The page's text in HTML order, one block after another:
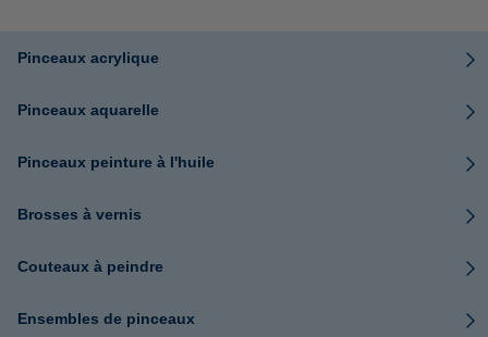
Pinceaux acrylique
Pinceaux aquarelle
Pinceaux peinture à l'huile
Brosses à vernis
Couteaux à peindre
Ensembles de pinceaux